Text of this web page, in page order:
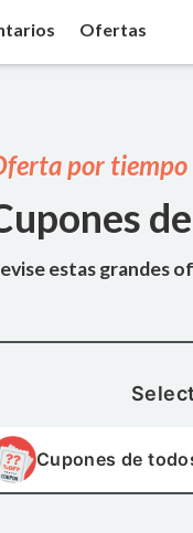
Ofertas
por
estas grandes
Cupones de